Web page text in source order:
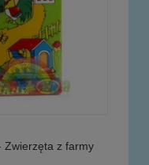
Zwierzęta z farmy